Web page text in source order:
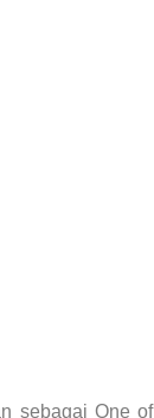
sebagai One of